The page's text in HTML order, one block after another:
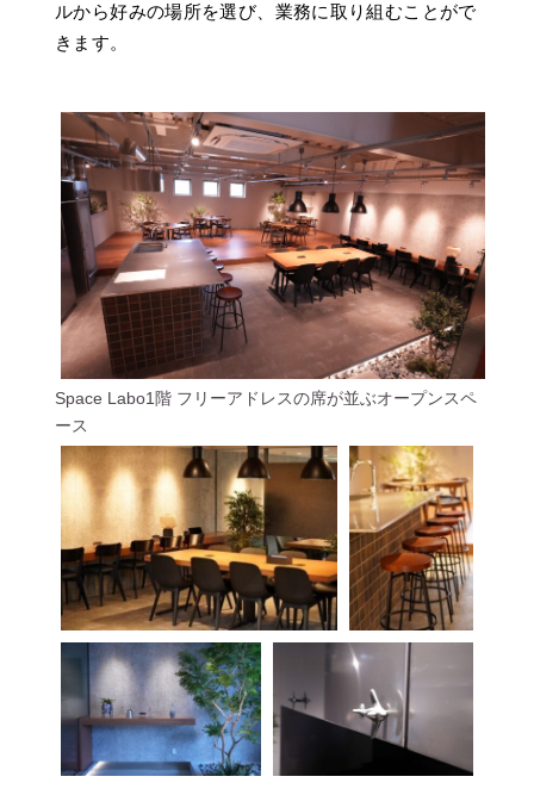
ルから好みの場所を選び、業務に取り組むことがで
きます。
Space Labo1階 フリーアドレスの席が並ぶオープンスペ
ース